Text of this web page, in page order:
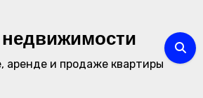
аренде и продаже квартиры